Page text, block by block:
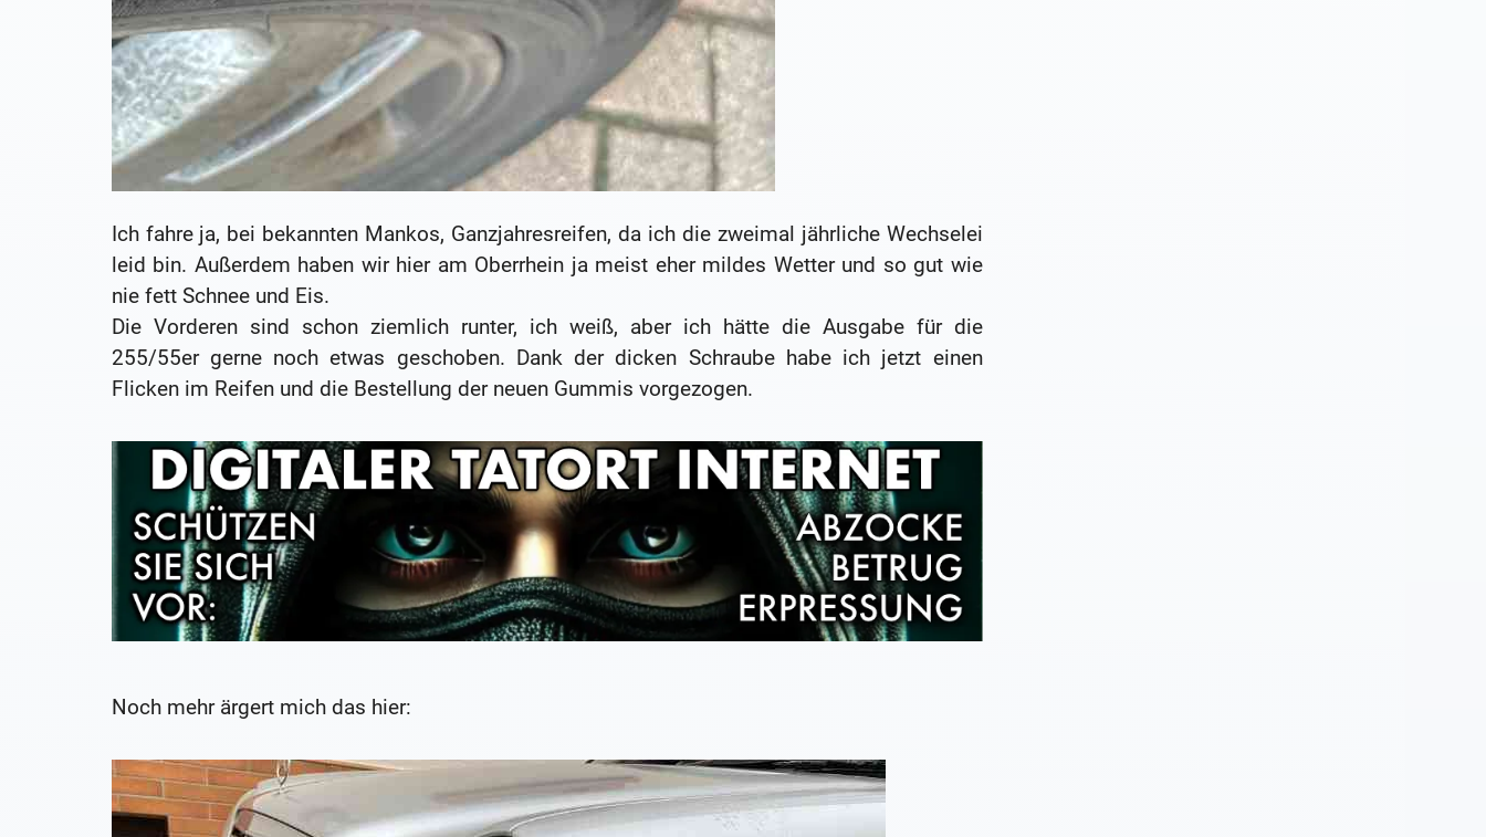
Ich fahre ja, bei bekannten Mankos, Ganzjahresreifen, da ich die zweimal jährliche Wechselei
leid bin. Außerdem haben wir hier am Oberrhein ja meist eher mildes Wetter und so gut wie
nie fett Schnee und Eis.
Die Vorderen sind schon ziemlich runter, ich weiß, aber ich hätte die Ausgabe für die
255/55er gerne noch etwas geschoben. Dank der dicken Schraube habe ich jetzt einen
Flicken im Reifen und die Bestellung der neuen Gummis vorgezogen.
Noch mehr ärgert mich das hier: